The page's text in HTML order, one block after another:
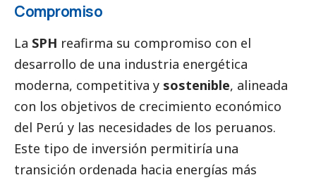
Compromiso
La SPH reafirma su compromiso con el
desarrollo de una industria energética
moderna, competitiva y sostenible, alineada
con los objetivos de crecimiento económico
del Perú y las necesidades de los peruanos.
Este tipo de inversión permitiría una
transición ordenada hacia energías más